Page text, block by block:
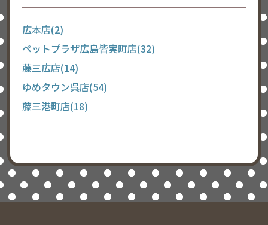
広本店(2)
ペットプラザ広島皆実町店(32)
藤三広店(14)
ゆめタウン呉店(54)
藤三港町店(18)